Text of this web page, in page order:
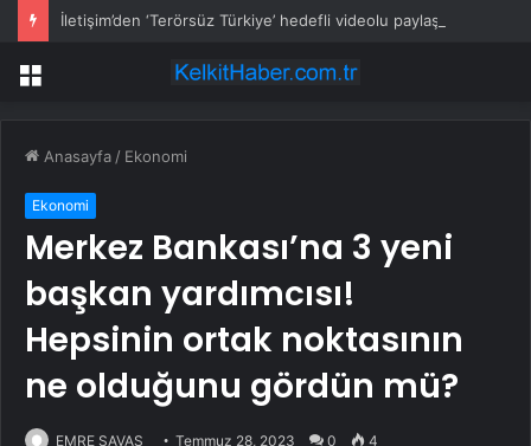
İletişim’den ‘Terörsüz Türkiye’ hedefli videolu paylaşım
Menü
Anasayfa / Ekonomi
Ekonomi
Merkez Bankası’na 3 yeni
başkan yardımcısı!
Hepsinin ortak noktasının
ne olduğunu gördün mü?
EMRE SAVAŞ Temmuz 28, 2023 0 4